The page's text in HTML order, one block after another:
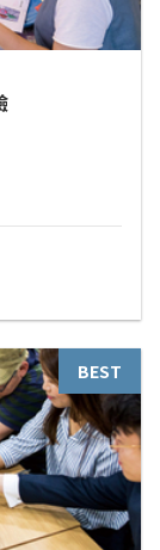
BEST